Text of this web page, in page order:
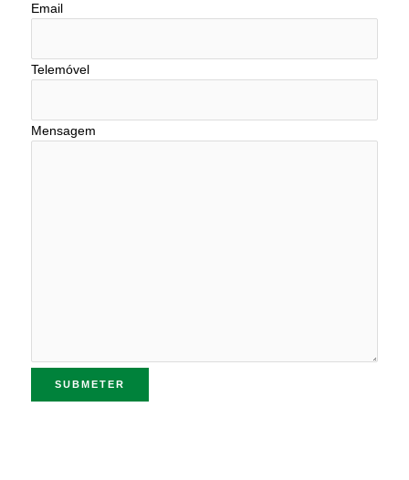
Email
Telemóvel
Mensagem